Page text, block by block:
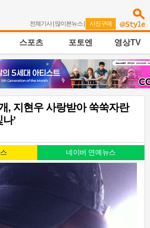
전체기사| 많이본뉴스 | 사진구매
스포츠 포토엔 영상TV
, 지현우 사랑받아 쑥쑥자란
’
네이버 연예뉴스